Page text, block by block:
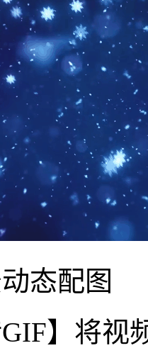
态配图
】将视